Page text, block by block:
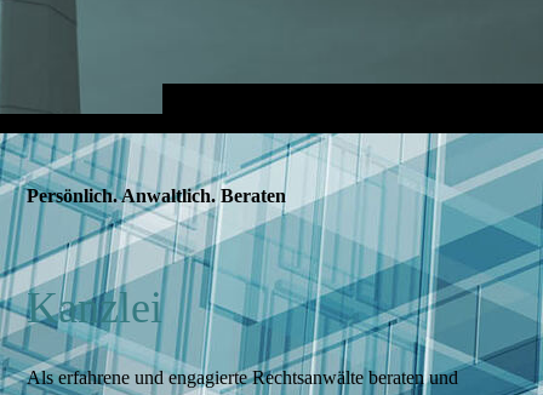
Persönlich. Anwaltlich. Beraten
Kanzlei
Als erfahrene und engagierte Rechtsanwälte beraten und